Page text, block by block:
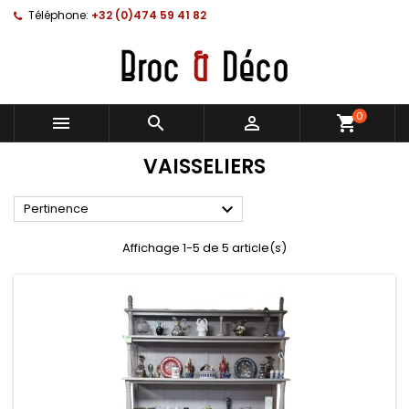
Téléphone: +32 (0)474 59 41 82
   shopping_cart0
VAISSELIERS
Pertinence 
Affichage 1-5 de 5 article(s)